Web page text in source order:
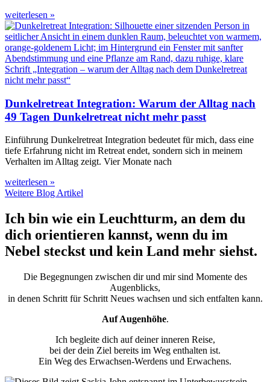
weiterlesen »
Dunkelretreat Integration: Warum der Alltag nach
49 Tagen Dunkelretreat nicht mehr passt
Einführung Dunkelretreat Integration bedeutet für mich, dass eine
tiefe Erfahrung nicht im Retreat endet, sondern sich in meinem
Verhalten im Alltag zeigt. Vier Monate nach
weiterlesen »
Weitere Blog Artikel
Ich bin wie ein Leuchtturm, an dem du
dich orientieren kannst, wenn du im
Nebel steckst und kein Land mehr siehst.
Die Begegnungen zwischen dir und mir sind Momente des
Augenblicks,
in denen Schritt für Schritt Neues wachsen und sich entfalten kann.
Auf Augenhöhe.
Ich begleite dich auf deiner inneren Reise,
bei der dein Ziel bereits im Weg enthalten ist.
Ein Weg des Erwachsen-Werdens und Erwachens.